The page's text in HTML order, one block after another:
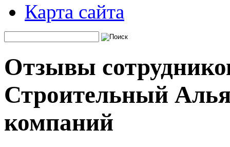
Карта сайта
Отзывы
Строительный
компаний